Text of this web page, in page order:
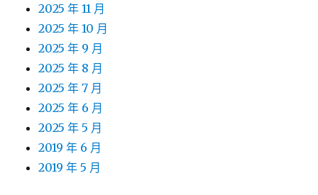
2025 年 11 月
2025 年 10 月
2025 年 9 月
2025 年 8 月
2025 年 7 月
2025 年 6 月
2025 年 5 月
2019 年 6 月
2019 年 5 月